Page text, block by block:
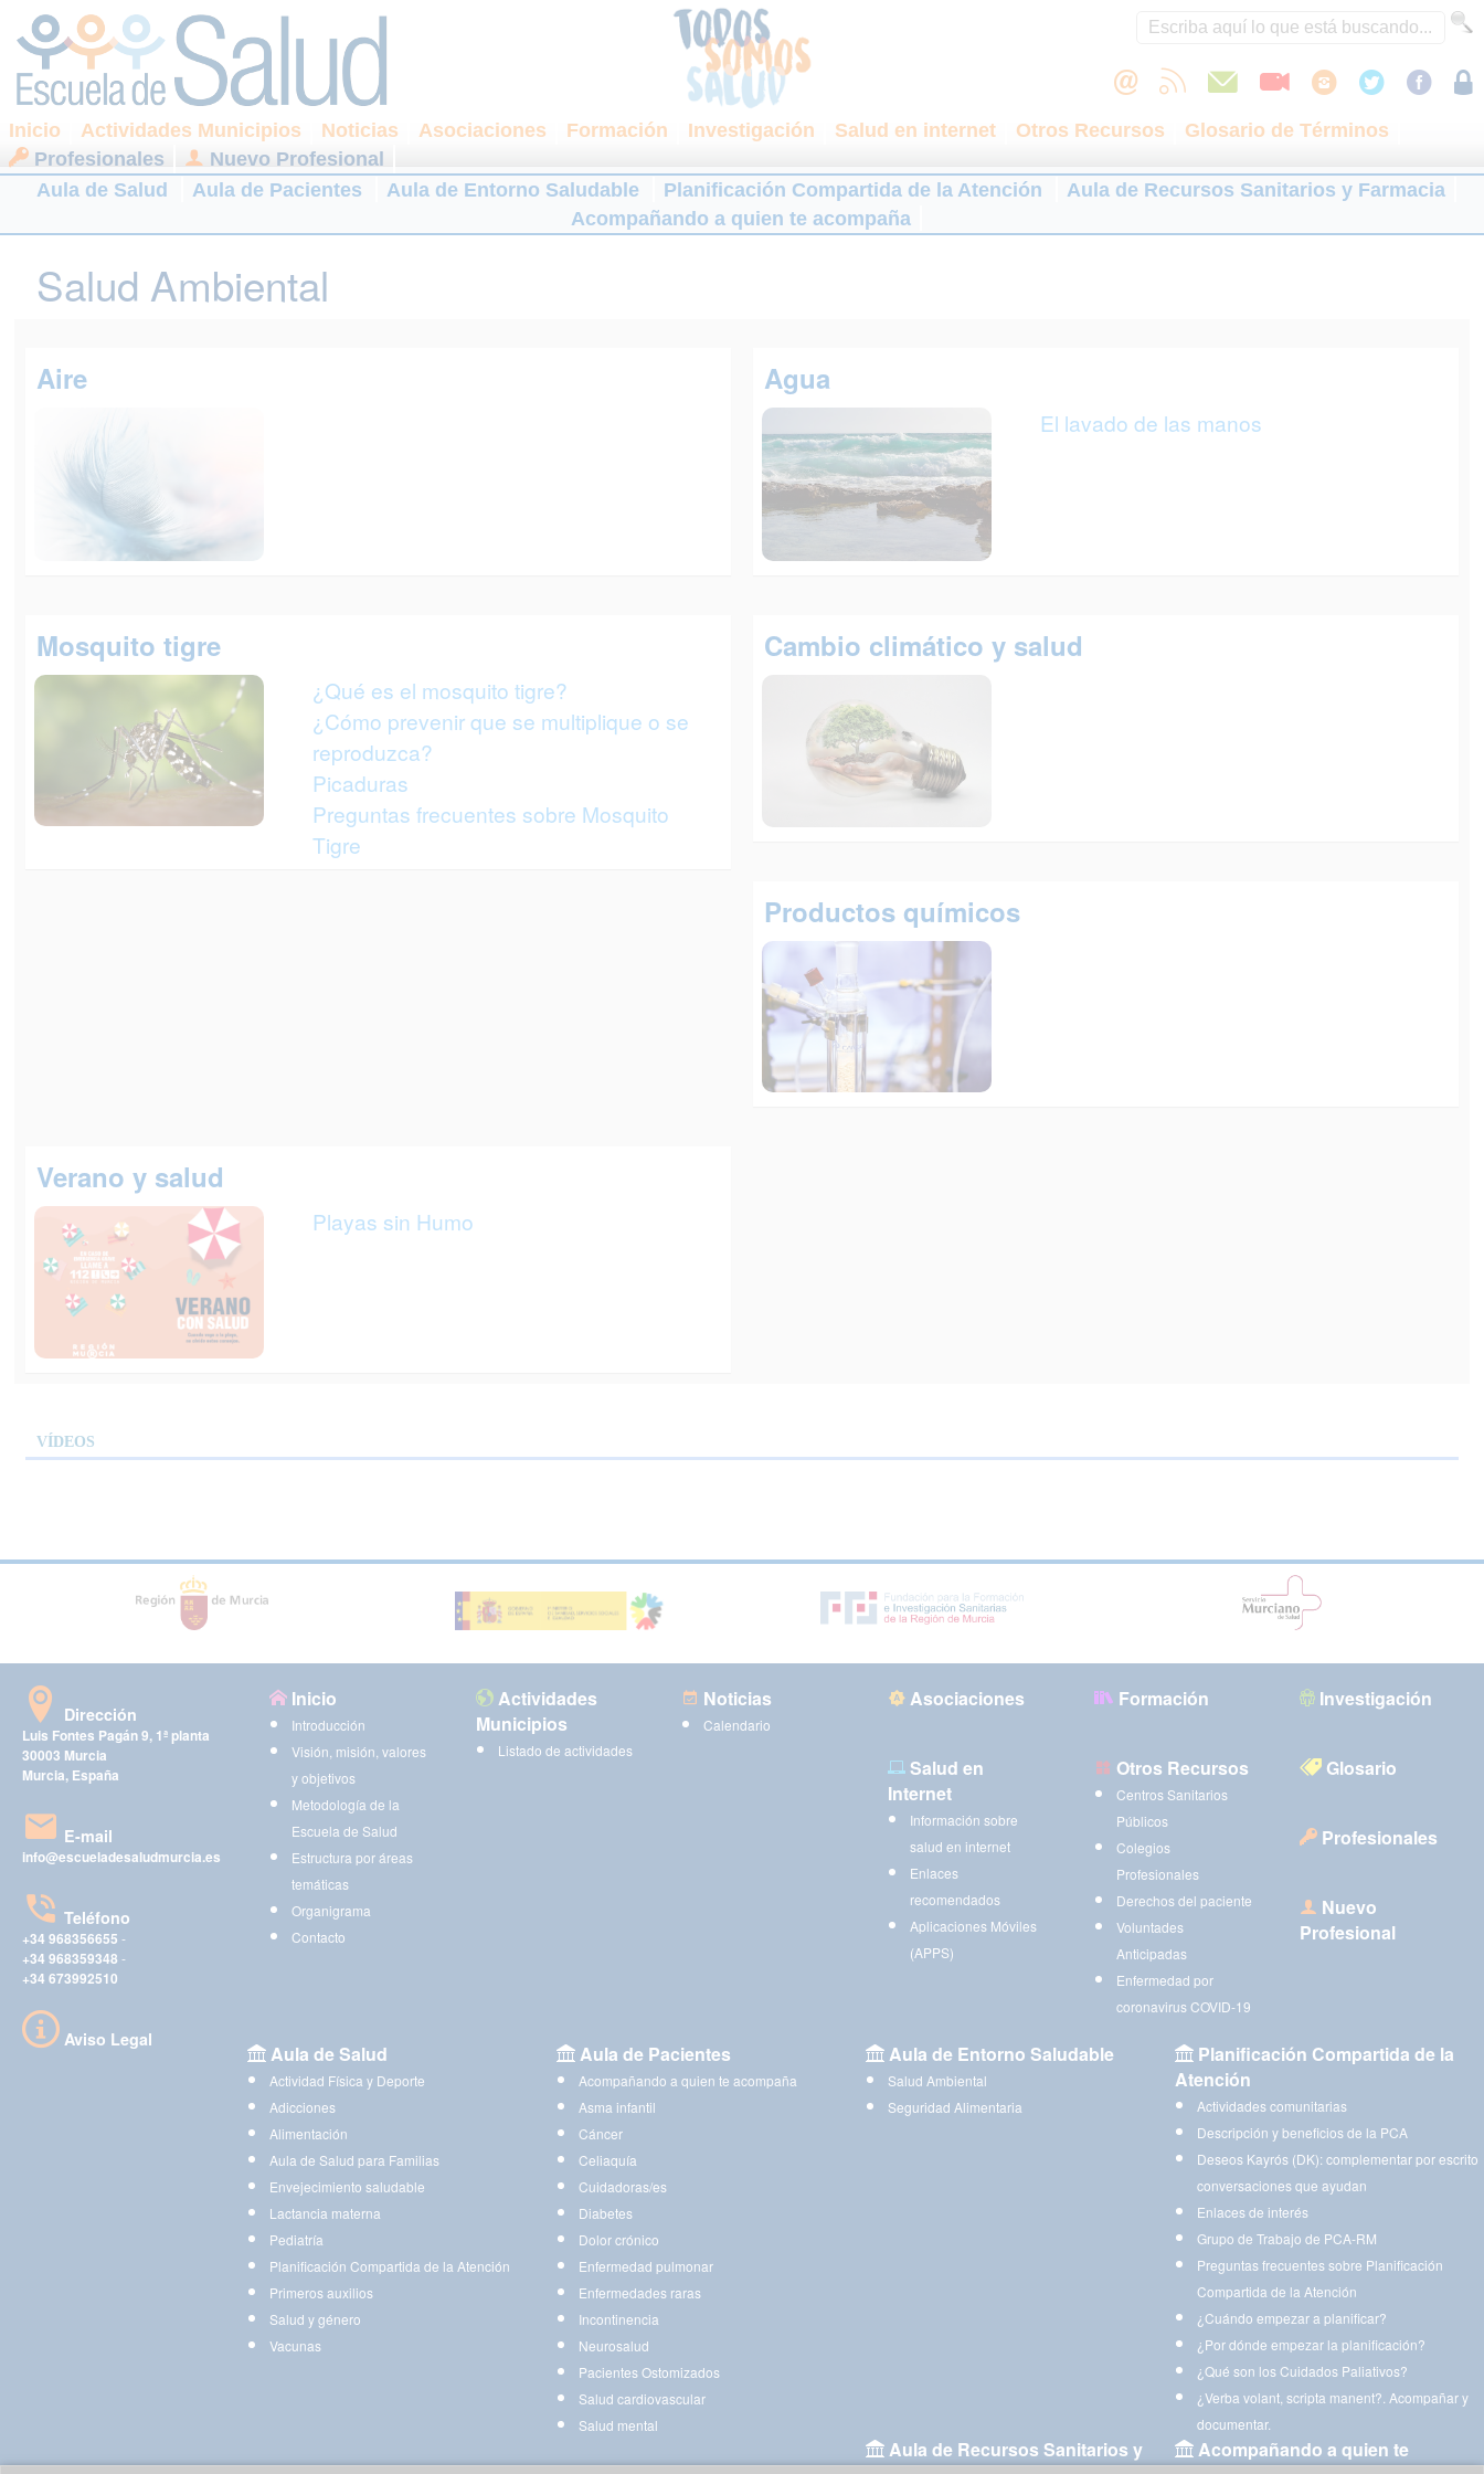
Inicio Actividades Municipios Noticias Asociaciones Formación Investigación Salud en internet Otros Recursos
Glosario de Términos
Profesionales
Nuevo Profesional
Aula de Salud
Aula de Pacientes Aula de Entorno Saludable Planificación Compartida de la Atención
Aula de Recursos Sanitarios y Farmacia
Acompañando a quien te acompaña
Salud Ambiental
Aire Agua
El lavado de las manos
Mosquito tigre
¿Qué es el mosquito tigre?
¿Cómo prevenir que se multiplique o se
reproduzca?
Picaduras
Preguntas frecuentes sobre Mosquito
Tigre
Cambio climático y salud
Productos químicos
Verano y salud
Playas sin Humo
VÍDEOS
Dirección
Luis Fontes Pagán 9, 1ª planta
30003 Murcia
Murcia, España
E-mail
info@escueladesaludmurcia.es
Teléfono
+34 968356655 -
+34 968359348 -
+34 673992510
Aviso Legal
Inicio
Introducción
Visión, misión, valores
y objetivos
Metodología de la
Escuela de Salud
Estructura por áreas
temáticas
Organigrama
Contacto
Actividades
Municipios
Listado de actividades
Noticias
Calendario
Asociaciones Formación Investigación
Salud en
Internet
Información sobre
salud en internet
Enlaces
recomendados
Aplicaciones Móviles
(APPS)
Otros Recursos
Centros Sanitarios
Públicos
Colegios
Profesionales
Derechos del paciente
Voluntades
Anticipadas
Enfermedad por
coronavirus COVID-19
Glosario
Profesionales
Nuevo
Profesional
Aula de Salud
Actividad Física y Deporte
Adicciones
Alimentación
Aula de Salud para Familias
Envejecimiento saludable
Lactancia materna
Pediatría
Planificación Compartida de la Atención
Primeros auxilios
Salud y género
Vacunas
Aula de Pacientes
Acompañando a quien te acompaña
Asma infantil
Cáncer
Celiaquía
Cuidadoras/es
Diabetes
Dolor crónico
Enfermedad pulmonar
Enfermedades raras
Incontinencia
Neurosalud
Pacientes Ostomizados
Salud cardiovascular
Salud mental
Aula de Entorno Saludable
Salud Ambiental
Seguridad Alimentaria
Planificación Compartida de la
Atención
Actividades comunitarias
Descripción y beneficios de la PCA
Deseos Kayrós (DK): complementar por escrito
conversaciones que ayudan
Enlaces de interés
Grupo de Trabajo de PCA-RM
Preguntas frecuentes sobre Planificación
Compartida de la Atención
¿Cuándo empezar a planificar?
¿Por dónde empezar la planificación?
¿Qué son los Cuidados Paliativos?
¿Verba volant, scripta manent?. Acompañar y
documentar.
Aula de Recursos Sanitarios y
Acompañando a quien te